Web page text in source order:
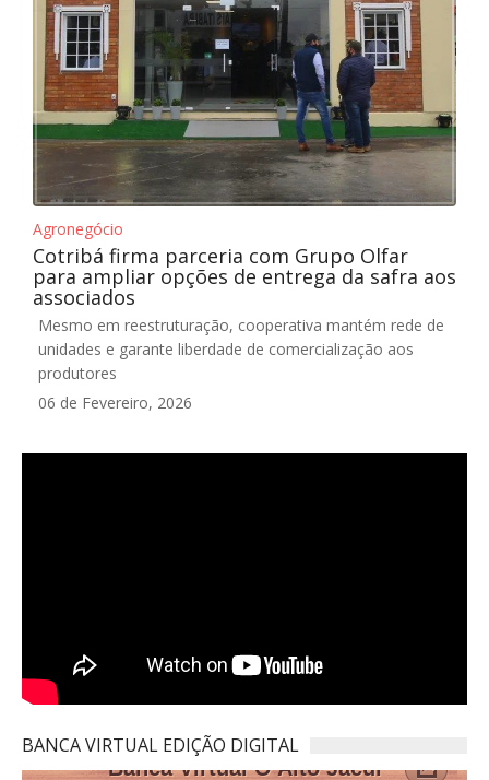
Agronegócio
Cotribá firma parceria com Grupo Olfar
para ampliar opções de entrega da safra aos
associados
Mesmo em reestruturação, cooperativa mantém rede de
unidades e garante liberdade de comercialização aos
produtores
06 de Fevereiro, 2026
BANCA VIRTUAL EDIÇÃO DIGITAL